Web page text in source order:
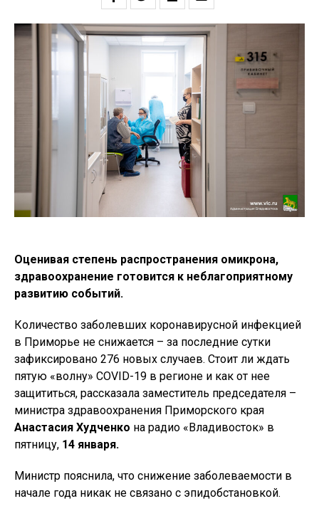
Оценивая степень распространения омикрона,
здравоохранение готовится к неблагоприятному
развитию событий.
Количество заболевших коронавирусной инфекцией
в Приморье не снижается – за последние сутки
зафиксировано 276 новых случаев. Стоит ли ждать
пятую «волну» COVID-19 в регионе и как от нее
защититься, рассказала заместитель председателя –
министра здравоохранения Приморского края
Анастасия Худченко на радио «Владивосток» в
пятницу, 14 января.
Министр пояснила, что снижение заболеваемости в
начале года никак не связано с эпидобстановкой.